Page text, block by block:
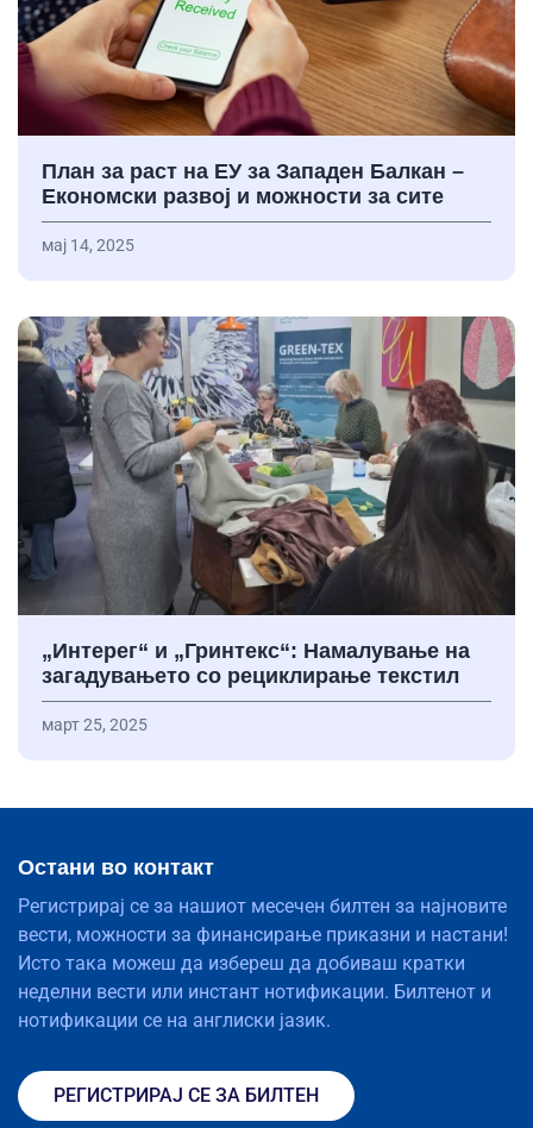
План за раст на ЕУ за Западен Балкан –
Економски развој и можности за сите
мај 14, 2025
„Интерег“ и „Гринтекс“: Намалување на
загадувањето со рециклирање текстил
март 25, 2025
Остани во контакт
Регистрирај се за нашиот месечен билтен за најновите
вести, можности за финансирање приказни и настани!
Исто така можеш да избереш да добиваш кратки
неделни вести или инстант нотификации. Билтенот и
нотификации се на англиски јазик.
РЕГИСТРИРАЈ СЕ ЗА БИЛТЕН